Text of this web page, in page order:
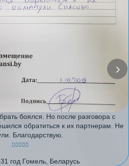
боялся. Но после разговора с
обратиться к их партнерам. Не
Благодарствую.
год Гомель, Беларусь